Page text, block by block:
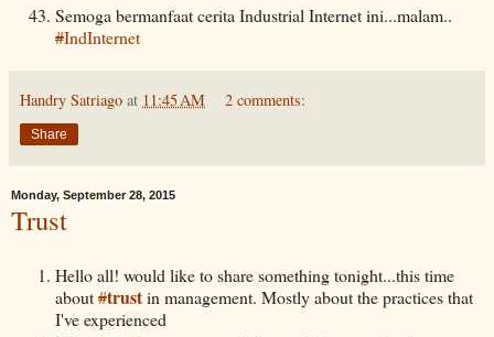
Semoga bermanfaat cerita Industrial Internet ini...malam..
#IndInternet
Handry Satriago at 11:45 AM 2 comments:
Share
Monday, September 28, 2015
Trust
Hello all! would like to share something tonight...this time
about#trustin management. Mostly about the practices that
I've experienced